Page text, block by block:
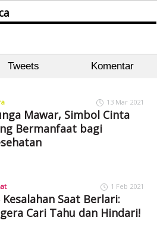
Tweets Komentar
13 Mar 2021
Mawar, Simbol Cinta
Bermanfaat bagi
1 Feb 2021
Kesalahan Saat Berlari:
Cari Tahu dan Hindari!